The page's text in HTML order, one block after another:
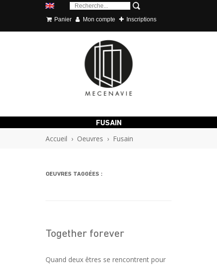
Panier Mon compte Inscriptions
FUSAIN
Accueil › Oeuvres › Fusain
OEUVRES TAGGÉES :
Together forever
Quand deux êtres se rencontrent pour
Navigation des articles